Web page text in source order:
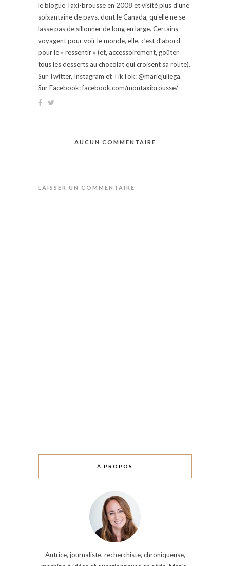
le blogue Taxi-brousse en 2008 et visité plus d'une
soixantaine de pays, dont le Canada, qu'elle ne se
lasse pas de sillonner de long en large. Certains
voyagent pour voir le monde, elle, c’est d’abord
pour le « ressentir » (et, accessoirement, goûter
tous les desserts au chocolat qui croisent sa route).
Sur Twitter, Instagram et TikTok: @mariejuliega.
Sur Facebook: facebook.com/montaxibrousse/
AUCUN COMMENTAIRE
LAISSER UN COMMENTAIRE
À PROPOS
Autrice, journaliste, recherchiste, chroniqueuse,